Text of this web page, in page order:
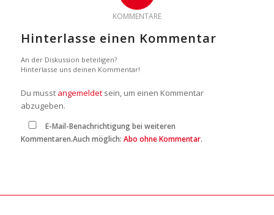
KOMMENTARE
Hinterlasse einen Kommentar
An der Diskussion beteiligen?
Hinterlasse uns deinen Kommentar!
Du musst angemeldetsein, um einen Kommentar
abzugeben.
E-Mail-Benachrichtigung bei weiteren
Kommentaren.Auch möglich: Abo ohne Kommentar.